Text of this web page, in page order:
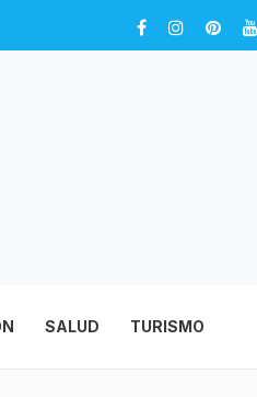
SALUD TURISMO